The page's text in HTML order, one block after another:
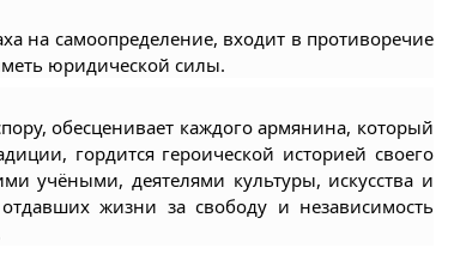
на самоопределение, входит в противоречие
юридической силы.
обесценивает каждого армянина, который
гордится героической историей своего
учёными, деятелями культуры, искусства и
жизни за свободу и независимость